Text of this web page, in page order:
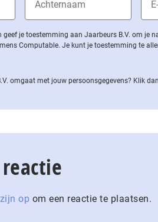
geef je toestemming aan Jaarbeurs B.V. om je
Computable. Je kunt je toestemming te
omgaat met jouw per­soons­ge­ge­vens? Klik dan
op om een reactie te plaatsen.